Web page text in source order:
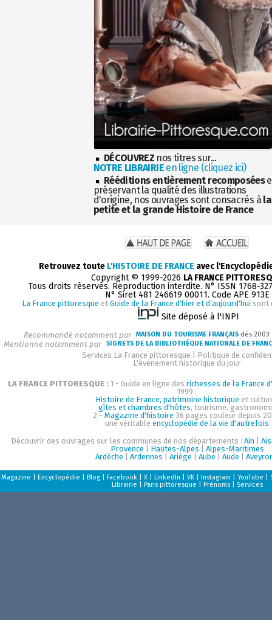
DÉCOUVREZ nos titres sur...
NOTRE LIBRAIRIEen ligne (cliquez ici)
Rééditions entièrement recomposées
préservant la qualité des illustrations
d'origine, nos ouvrages sont consacrés à la
petite et la grande Histoire de France
Retrouvez toute L'HISTOIRE DE FRANCE avec
Copyright © 1999-2026 LA FRANCE
Tous droits réservés. Reproduction interdite. N° ISSN 1768-
N° Siret 481 246619 00011. Code APE 913E
La France pittoresque et Guide de la France d'hier et d'aujourd'hui sont
Site déposé à l'INPI
Recommandé notamment par MAISON DU TOURISME FRANÇAIS dès
Mentionné notamment par SIGNETS DE LA BIBLIOTHÈQUE NATIONALE DE
Services La France pittoresque
Politique de
L'événement historique du jour
LA FRANCE PITTORESQUE : 1 - Guide en ligne des richesses de la France
1999 :
Histoire de France, patrimoine historique et
gîtes et chambres d'hôtes, tourisme,
2 - Magazine d'histoire 36 pages couleur depuis
une véritable encyclopédie de la vie d'autrefois
Découvrir des ouvrages sur les communes de nos départements : Ain
Provence
Hautes-Alpes
Alpes-Maritimes
Ardèche
Ardennes Ariège Aube Aude
Magazine Encyclopédie Blog| Facebook| X| LinkedIn VK| Instagram YouTube
Librairie
Paris pittoresque Prénoms| Services